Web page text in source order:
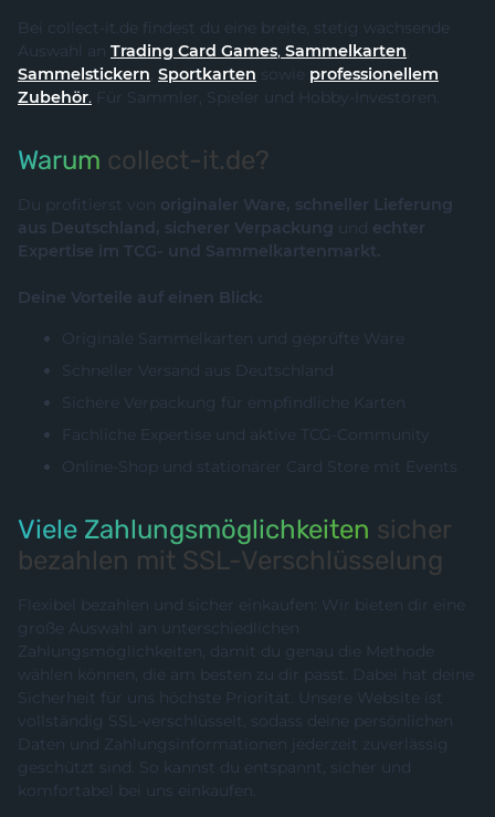
Bei collect-it.de findest du eine breite, stetig wachsende
Auswahl an
Trading Card Games, Sammelkarten,
Sammelstickern, Sportkarten sowie professionellem
Zubehör. Für Sammler, Spieler und Hobby-Investoren.
Warum collect-it.de?
Du profitierst von originaler Ware, schneller Lieferung
aus Deutschland, sicherer Verpackung und echter
Expertise im TCG- und Sammelkartenmarkt.
Deine Vorteile auf einen Blick:
Originale Sammelkarten und geprüfte Ware
Schneller Versand aus Deutschland
Sichere Verpackung für empfindliche Karten
Fachliche Expertise und aktive TCG-Community
Online-Shop und stationärer Card Store mit Events
Viele Zahlungsmöglichkeiten sicher
bezahlen mit SSL-Verschlüsselung
Flexibel bezahlen und sicher einkaufen: Wir bieten dir eine
große Auswahl an unterschiedlichen
Zahlungsmöglichkeiten, damit du genau die Methode
wählen können, die am besten zu dir passt. Dabei hat deine
Sicherheit für uns höchste Priorität. Unsere Website ist
vollständig SSL-verschlüsselt, sodass deine persönlichen
Daten und Zahlungsinformationen jederzeit zuverlässig
geschützt sind. So kannst du entspannt, sicher und
komfortabel bei uns einkaufen.